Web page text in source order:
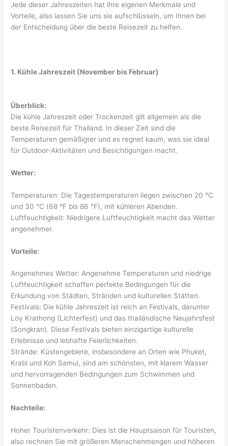
Jede dieser Jahreszeiten hat ihre eigenen Merkmale und
Vorteile, also lassen Sie uns sie aufschlüsseln, um Ihnen bei
der Entscheidung über die beste Reisezeit zu helfen.
1. Kühle Jahreszeit (November bis Februar)
Überblick:
Die kühle Jahreszeit oder Trockenzeit gilt allgemein als die
beste Reisezeit für Thailand. In dieser Zeit sind die
Temperaturen gemäßigter und es regnet kaum, was sie ideal
für Outdoor-Aktivitäten und Besichtigungen macht.
Wetter:
Temperaturen: Die Tagestemperaturen liegen zwischen 20 °C
und 30 °C (68 °F bis 86 °F), mit kühleren Abenden.
Luftfeuchtigkeit: Niedrigere Luftfeuchtigkeit macht das Wetter
angenehmer.
Vorteile:
Angenehmes Wetter: Angenehme Temperaturen und niedrige
Luftfeuchtigkeit schaffen perfekte Bedingungen für die
Erkundung von Städten, Stränden und kulturellen Stätten.
Festivals: Die kühle Jahreszeit ist reich an Festivals, darunter
Loy Krathong (Lichterfest) und das thailändische Neujahrsfest
(Songkran). Diese Festivals bieten einzigartige kulturelle
Erlebnisse und lebhafte Feierlichkeiten.
Strände: Küstengebiete, insbesondere an Orten wie Phuket,
Krabi und Koh Samui, sind am schönsten, mit klarem Wasser
und hervorragenden Bedingungen zum Schwimmen und
Sonnenbaden.
Nachteile:
Hoher Touristenverkehr: Dies ist die Hauptsaison für Touristen,
also rechnen Sie mit größeren Menschenmengen und höheren